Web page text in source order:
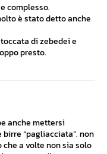
complesso.
è stato detto anche
di zebedei e
presto.
anche mettersi
birre “pagliacciata”. non
a volte non sia solo